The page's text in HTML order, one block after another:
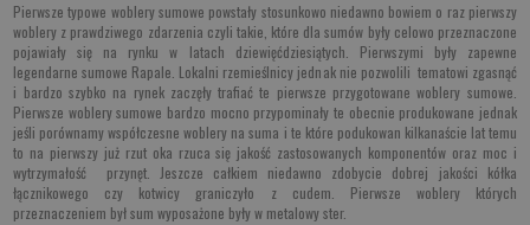
Pierwszetypowe woblery sumowe powstały stosunkowo niedawno bowiem o raz pierwszy
woblery z prawdziwego zdarzenia czyli takie, które dla sumów były celowo przeznaczone
pojawiały się na rynku w latach dziewięćdziesiątych. Pierwszymi były zapewne
legendarne sumowe Rapale. Lokalni rzemieślnicy jednak nie pozwolili tematowi zgasnąć
i bardzo szybko na rynek zaczęły trafiać te pierwsze przygotowane woblery sumowe.
Pierwsze woblery sumowe bardzo mocno przypominały te obecnie produkowane jednak
jeśli porównamy współczesne woblery na suma i te które podukowan kilkanaście lat temu
to na pierwszy już rzut oka rzuca się jakość zastosowanych komponentów oraz moc i
wytrzymałość przynęt. Jeszcze całkiem niedawno zdobycie dobrej jakości kółka
łącznikowego czy kotwicy graniczyło z cudem. Pierwsze woblery których
przeznaczeniem byłsum wyposażone były w metalowy ster.